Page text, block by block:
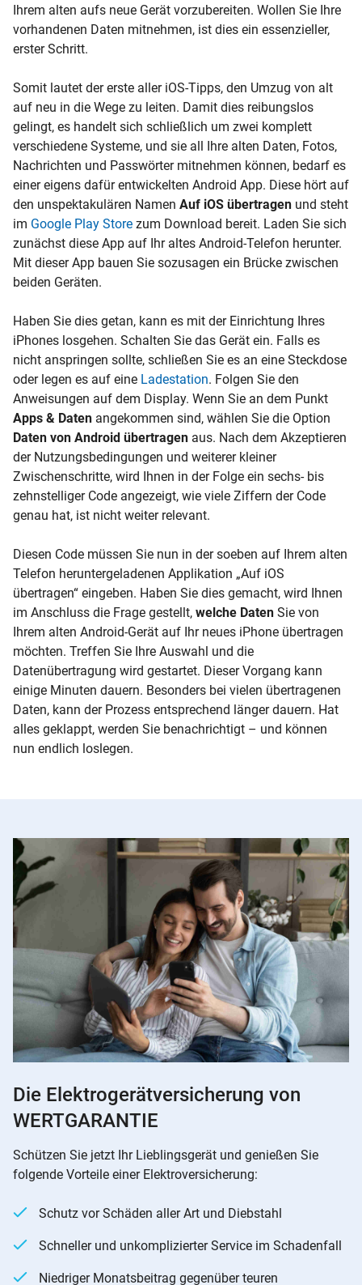
Ihrem alten aufs neue Gerät vorzubereiten. Wollen Sie Ihre
vorhandenen Daten mitnehmen, ist dies ein essenzieller,
erster Schritt.
Somit lautet der erste aller iOS-Tipps, den Umzug von alt
auf neu in die Wege zu leiten. Damit dies reibungslos
gelingt, es handelt sich schließlich um zwei komplett
verschiedene Systeme, und sie all Ihre alten Daten, Fotos,
Nachrichten und Passwörter mitnehmen können, bedarf es
einer eigens dafür entwickelten Android App. Diese hört auf
den unspektakulären Namen Auf iOS übertragen und steht
im Google Play Store zum Download bereit. Laden Sie sich
zunächst diese App auf Ihr altes Android-Telefon herunter.
Mit dieser App bauen Sie sozusagen ein Brücke zwischen
beiden Geräten.
Haben Sie dies getan, kann es mit der Einrichtung Ihres
iPhones losgehen. Schalten Sie das Gerät ein. Falls es
nicht anspringen sollte, schließen Sie es an eine Steckdose
oder legen es auf eine Ladestation. Folgen Sie den
Anweisungen auf dem Display. Wenn Sie an dem Punkt
Apps & Daten angekommen sind, wählen Sie die Option
Daten von Android übertragen aus. Nach dem Akzeptieren
der Nutzungsbedingungen und weiterer kleiner
Zwischenschritte, wird Ihnen in der Folge ein sechs- bis
zehnstelliger Code angezeigt, wie viele Ziffern der Code
genau hat, ist nicht weiter relevant.
Diesen Code müssen Sie nun in der soeben auf Ihrem alten
Telefon heruntergeladenen Applikation „Auf iOS
übertragen“ eingeben. Haben Sie dies gemacht, wird Ihnen
im Anschluss die Frage gestellt, welche Daten Sie von
Ihrem alten Android-Gerät auf Ihr neues iPhone übertragen
möchten. Treffen Sie Ihre Auswahl und die
Datenübertragung wird gestartet. Dieser Vorgang kann
einige Minuten dauern. Besonders bei vielen übertragenen
Daten, kann der Prozess entsprechend länger dauern. Hat
alles geklappt, werden Sie benachrichtigt – und können
nun endlich loslegen.
Die Elektrogerätversicherung von
WERTGARANTIE
Schützen Sie jetzt Ihr Lieblingsgerät und genießen Sie
folgende Vorteile einer Elektroversicherung:
Schutz vor Schäden aller Art und Diebstahl
Schneller und unkomplizierter Service im Schadenfall
Niedriger Monatsbeitrag gegenüber teuren